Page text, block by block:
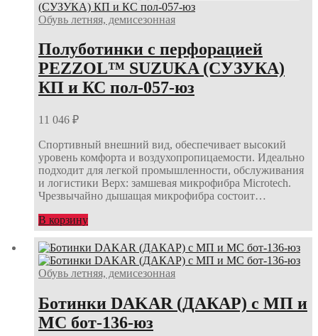
Обувь летняя, демисезонная
Полуботинки с перфорацией
PEZZOL™ SUZUKA (СУЗУКА)
КП и КС пол-057-юз
11 046 ₽
Спортивный внешний вид, обеспечивает высокий
уровень комфорта и воздухопропицаемости. Идеально
подходит для легкой промышленности, обслуживания
и логистики Верх: замшевая микрофибра Microtech.
Чрезвычайно дышащая микрофибра состоит…
В корзину
Обувь летняя, демисезонная
Ботинки DAKAR (ДАКАР) с МП и
МС бот-136-юз